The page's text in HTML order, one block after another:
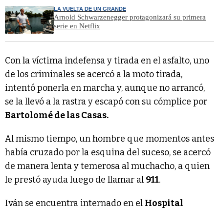
LA VUELTA DE UN GRANDE
Arnold Schwarzenegger protagonizará su primera
serie en Netflix
Con la víctima indefensa y tirada en el asfalto, uno
de los criminales se acercó a la moto tirada,
intentó ponerla en marcha y, aunque no arrancó,
se la llevó a la rastra y escapó con su cómplice por
Bartolomé de las Casas.
Al mismo tiempo, un hombre que momentos antes
había cruzado por la esquina del suceso, se acercó
de manera lenta y temerosa al muchacho, a quien
le prestó ayuda luego de llamar al 911.
Iván se encuentra internado en el Hospital